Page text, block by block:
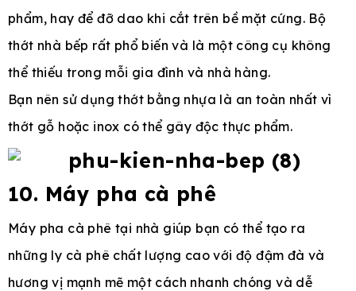
phẩm, hay để đỡ dao khi cắt trên bề mặt cứng. Bộ
thớt nhà bếp rất phổ biến và là một công cụ không
thể thiếu trong mỗi gia đình và nhà hàng.
Bạn nên sử dụng thớt bằng nhựa là an toàn nhất vì
thớt gỗ hoặc inox có thể gây độc thực phẩm.
10. Máy pha cà phê
Máy pha cà phê tại nhà giúp bạn có thể tạo ra
những ly cà phê chất lượng cao với độ đậm đà và
hương vị mạnh mẽ một cách nhanh chóng và dễ